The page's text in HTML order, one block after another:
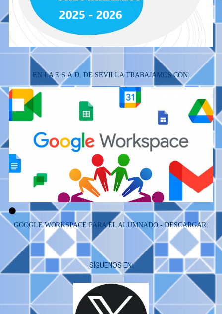
EN LA E.S.A.D. DE SEVILLA TRABAJAMOS CON:
GOOGLE WORKSPACE PARA EL ALUMNADO - DESCARGAR:
SÍGUENOS EN: